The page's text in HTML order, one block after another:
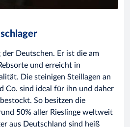
der Deutschen. Er ist die am
und erreicht in
Die steinigen Steillagen an
Co. sind ideal für ihn und daher
So besitzen die
50% aller Rieslinge weltweit
aus Deutschland sind heiß